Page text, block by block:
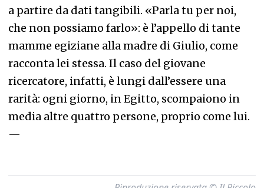
a partire da dati tangibili. «Parla tu per noi,
che non possiamo farlo»: è l’appello di tante
mamme egiziane alla madre di Giulio, come
racconta lei stessa. Il caso del giovane
ricercatore, infatti, è lungi dall’essere una
rarità: ogni giorno, in Egitto, scompaiono in
media altre quattro persone, proprio come lui.
—